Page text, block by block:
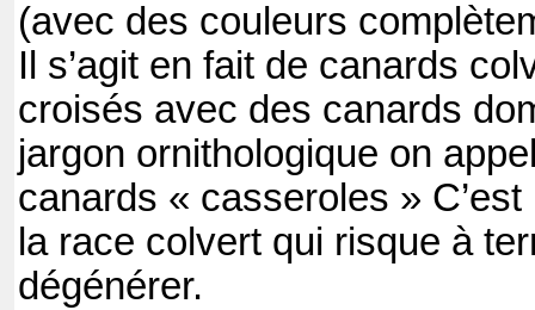
(avec des couleurs
Il s’agit en fait de canards
croisés avec des canards
jargon ornithologique on
canards « casseroles »
la race colvert qui risque à
dégénérer.